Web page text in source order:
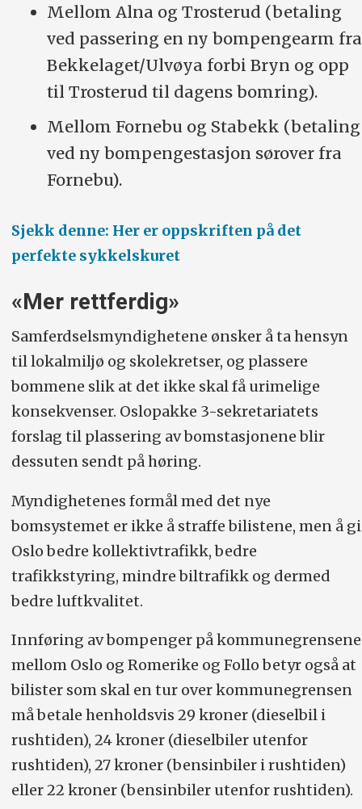
Mellom Alna og Trosterud (betaling
ved passering en ny bompengearm fra
Bekkelaget/Ulvøya forbi Bryn og opp
til Trosterud til dagens bomring).
Mellom Fornebu og Stabekk (betaling
ved ny bompengestasjon sørover fra
Fornebu).
Sjekk denne: Her er oppskriften på det
perfekte sykkelskuret
«Mer rettferdig»
Samferdselsmyndighetene ønsker å ta hensyn
til lokalmiljø og skolekretser, og plassere
bommene slik at det ikke skal få urimelige
konsekvenser. Oslopakke 3-sekretariatets
forslag til plassering av bomstasjonene blir
dessuten sendt på høring.
Myndighetenes formål med det nye
bomsystemet er ikke å straffe bilistene, men å gi
Oslo bedre kollektivtrafikk, bedre
trafikkstyring, mindre biltrafikk og dermed
bedre luftkvalitet.
Innføring av bompenger på kommunegrensene
mellom Oslo og Romerike og Follo betyr også at
bilister som skal en tur over kommunegrensen
må betale henholdsvis 29 kroner (dieselbil i
rushtiden), 24 kroner (dieselbiler utenfor
rushtiden), 27 kroner (bensinbiler i rushtiden)
eller 22 kroner (bensinbiler utenfor rushtiden).